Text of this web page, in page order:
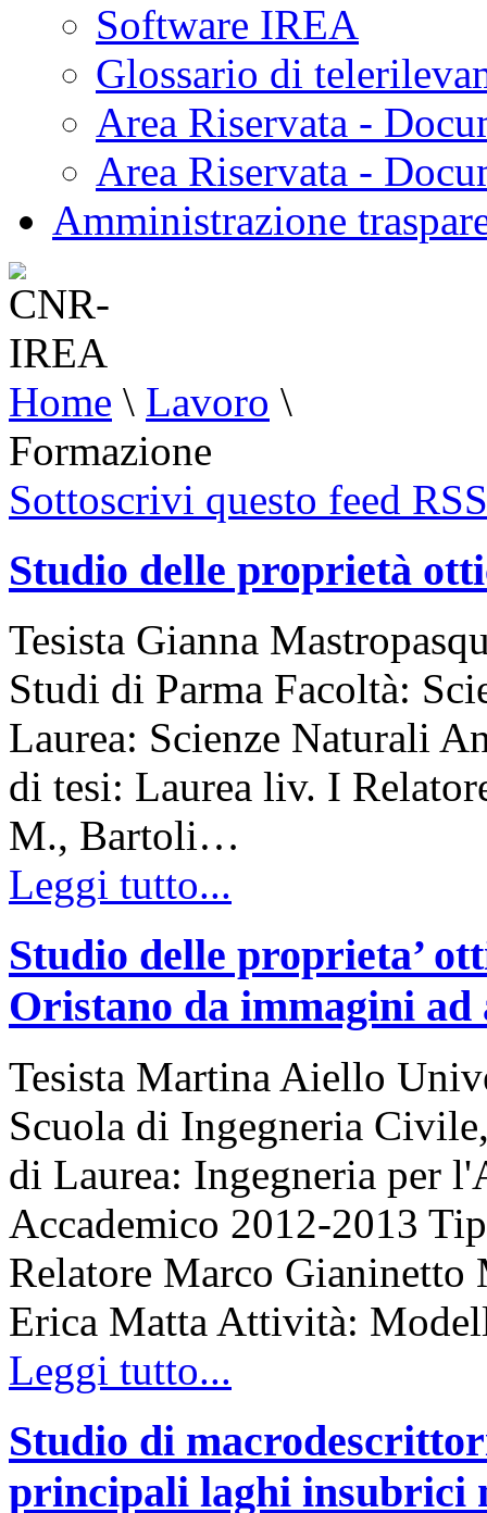
Software IREA
Glossario di
Area Riservata -
Area Riservata -
Amministrazione
Home \ Lavoro \
Formazione
Sottoscrivi questo feed RSS
Studio delle proprietà
Tesista Gianna
Studi di Parma Facoltà:
Laurea: Scienze Naturali
di tesi: Laurea liv. I
M., Bartoli…
Leggi tutto...
Studio delle proprieta’
Oristano da immagini ad
Tesista Martina Aiello
Scuola di Ingegneria
di Laurea: Ingegneria per
Accademico 2012-2013
Relatore Marco
Erica Matta Attività:
Leggi tutto...
Studio di
principali laghi insubrici